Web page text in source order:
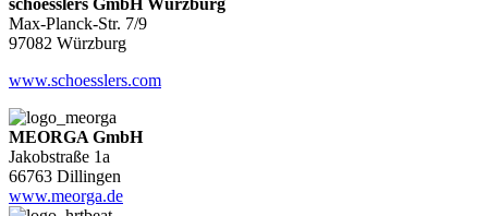
schoesslers GmbH Würzburg
Max-Planck-Str. 7/9
97082 Würzburg
www.schoesslers.com
MEORGA GmbH
Jakobstraße 1a
66763 Dillingen
www.meorga.de